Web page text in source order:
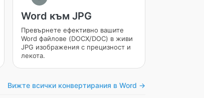
Word към JPG
Превърнете ефективно вашите
Word файлове (DOCX/DOC) в живи
JPG изображения с прецизност и
лекота.
Вижте всички конвертирания в Word →